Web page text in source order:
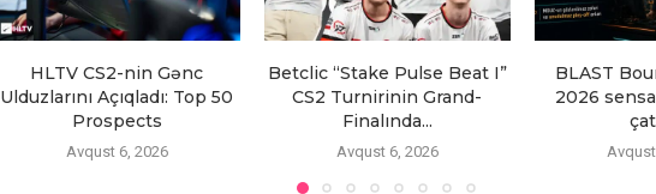
HLTV CS2-nin Gənc
Ulduzlarını Açıqladı: Top 50
Prospects
Avqust 6, 2026
Betclic “Stake Pulse Beat I”
CS2 Turnirinin Grand-
Finalında...
Avqust 6, 2026
BLAST
2026